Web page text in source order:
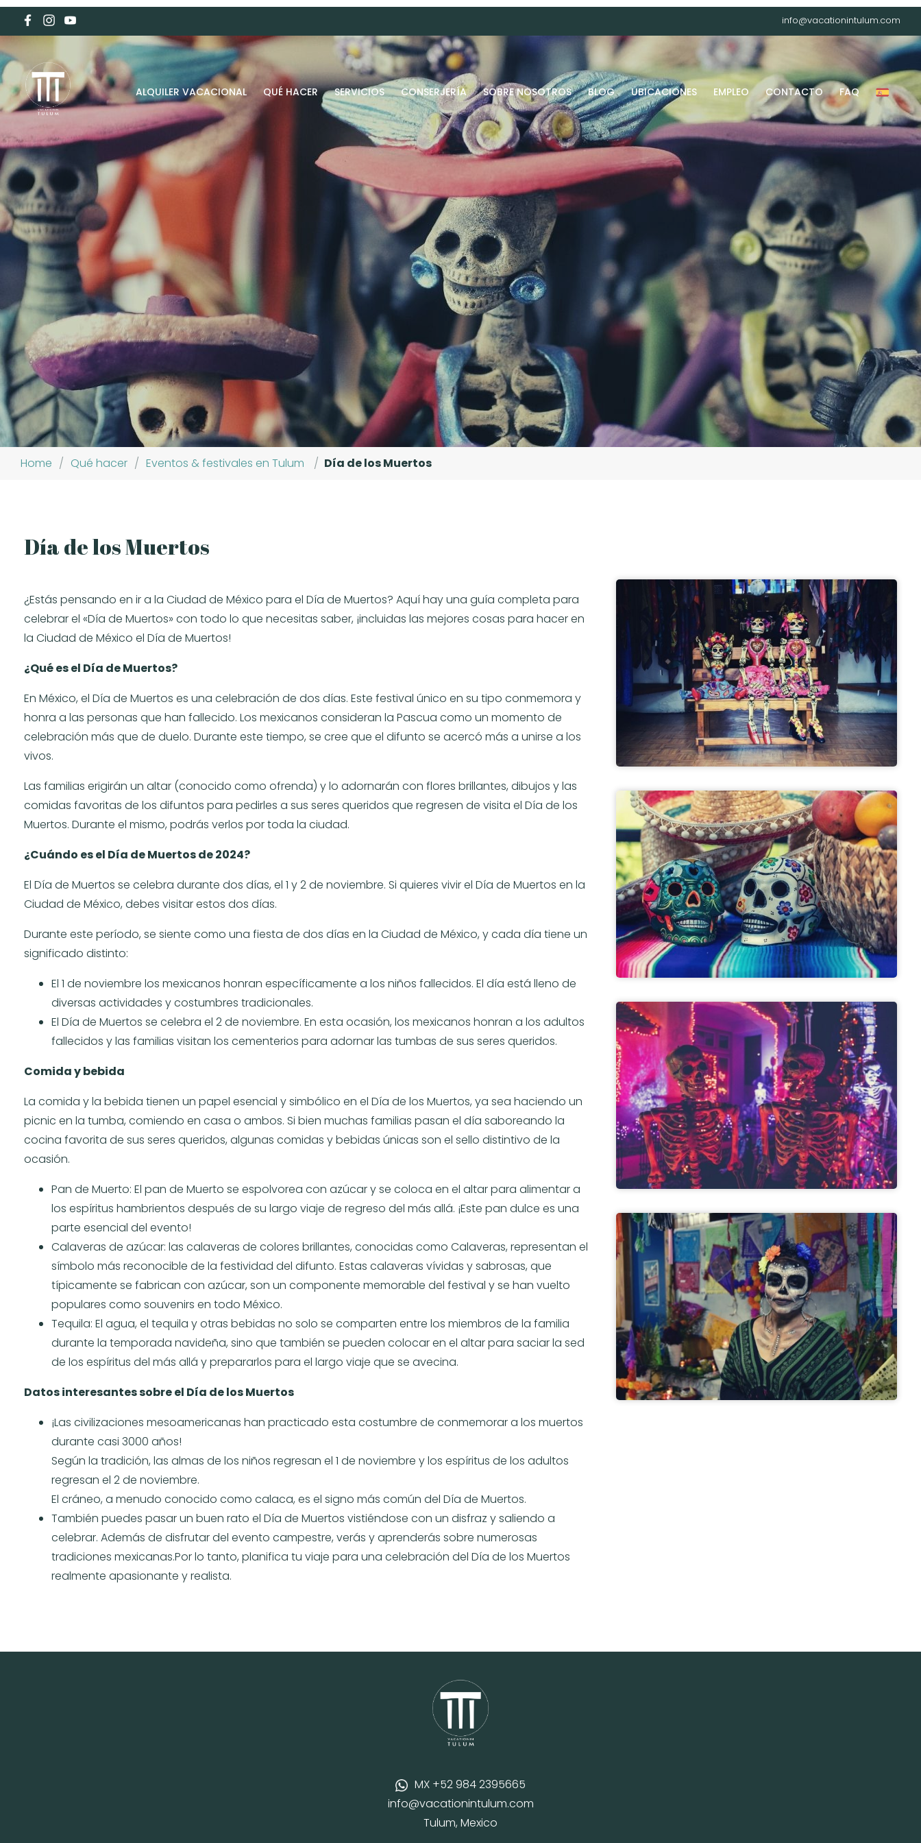
info@vacationintulum.com
ALQUILER VACACIONAL QUÉ HACER SERVICIOS CONSERJERÍA SOBRE NOSOTROS BLOG UBICACIONES EMPLEO CONTACTO FAQ
Home / Qué hacer / Eventos & festivales en Tulum / Día de los Muertos
Día de los Muertos
¿Estás pensando en ir a la Ciudad de México para el Día de Muertos? Aquí hay una guía completa para
celebrar el «Día de Muertos» con todo lo que necesitas saber, ¡incluidas las mejores cosas para hacer en
la Ciudad de México el Día de Muertos!
¿Qué es el Día de Muertos?
En México, el Día de Muertos es una celebración de dos días. Este festival único en su tipo conmemora y
honra a las personas que han fallecido. Los mexicanos consideran la Pascua como un momento de
celebración más que de duelo. Durante este tiempo, se cree que el difunto se acercó más a unirse a los
vivos.
Las familias erigirán un altar (conocido como ofrenda) y lo adornarán con flores brillantes, dibujos y las
comidas favoritas de los difuntos para pedirles a sus seres queridos que regresen de visita el Día de los
Muertos. Durante el mismo, podrás verlos por toda la ciudad.
¿Cuándo es el Día de Muertos de 2024?
El Día de Muertos se celebra durante dos días, el 1 y 2 de noviembre. Si quieres vivir el Día de Muertos en la
Ciudad de México, debes visitar estos dos días.
Durante este período, se siente como una fiesta de dos días en la Ciudad de México, y cada día tiene un
significado distinto:
El 1 de noviembre los mexicanos honran específicamente a los niños fallecidos. El día está lleno de
diversas actividades y costumbres tradicionales.
El Día de Muertos se celebra el 2 de noviembre. En esta ocasión, los mexicanos honran a los adultos
fallecidos y las familias visitan los cementerios para adornar las tumbas de sus seres queridos.
Comida y bebida
La comida y la bebida tienen un papel esencial y simbólico en el Día de los Muertos, ya sea haciendo un
picnic en la tumba, comiendo en casa o ambos. Si bien muchas familias pasan el día saboreando la
cocina favorita de sus seres queridos, algunas comidas y bebidas únicas son el sello distintivo de la
ocasión.
Pan de Muerto: El pan de Muerto se espolvorea con azúcar y se coloca en el altar para alimentar a
los espíritus hambrientos después de su largo viaje de regreso del más allá. ¡Este pan dulce es una
parte esencial del evento!
Calaveras de azúcar: las calaveras de colores brillantes, conocidas como Calaveras, representan el
símbolo más reconocible de la festividad del difunto. Estas calaveras vívidas y sabrosas, que
típicamente se fabrican con azúcar, son un componente memorable del festival y se han vuelto
populares como souvenirs en todo México.
Tequila: El agua, el tequila y otras bebidas no solo se comparten entre los miembros de la familia
durante la temporada navideña, sino que también se pueden colocar en el altar para saciar la sed
de los espíritus del más allá y prepararlos para el largo viaje que se avecina.
Datos interesantes sobre el Día de los Muertos
¡Las civilizaciones mesoamericanas han practicado esta costumbre de conmemorar a los muertos
durante casi 3000 años!
Según la tradición, las almas de los niños regresan el 1 de noviembre y los espíritus de los adultos
regresan el 2 de noviembre.
El cráneo, a menudo conocido como calaca, es el signo más común del Día de Muertos.
También puedes pasar un buen rato el Día de Muertos vistiéndose con un disfraz y saliendo a
celebrar. Además de disfrutar del evento campestre, verás y aprenderás sobre numerosas
tradiciones mexicanas.Por lo tanto, planifica tu viaje para una celebración del Día de los Muertos
realmente apasionante y realista.
MX +52 984 2395665
info@vacationintulum.com
Tulum, Mexico